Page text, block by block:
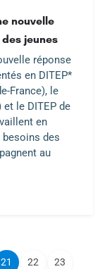
nouvelle
jeunes
réponse
en DITEP*
France), le
et le DITEP de
en
des
au
21 22 23